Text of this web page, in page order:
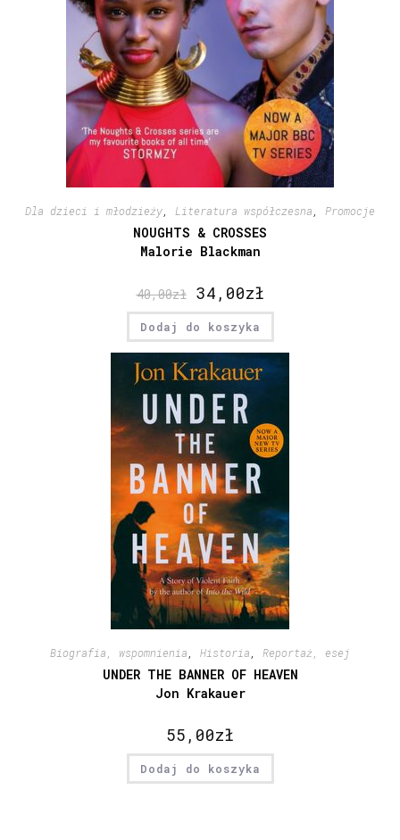
Dla dzieci i młodzieży Literatura współczesna Promocje
NOUGHTS & CROSSES
Malorie Blackman
40,00zł 34,00zł
Dodaj do koszyka
Biografia, wspomnienia Historia Reportaż, esej
UNDER THE BANNER OF HEAVEN
Jon Krakauer
55,00zł
Dodaj do koszyka